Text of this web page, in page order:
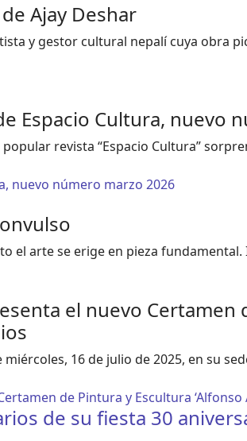
Ajay Deshar
y gestor cultural nepalí cuya obra
Espacio Cultura, nuevo
revista “Espacio Cultura”
nuevo número marzo 2026
el arte se erige en pieza
el nuevo Certamen
16 de julio de 2025, en su
de Pintura y Escultura
de su fiesta 30